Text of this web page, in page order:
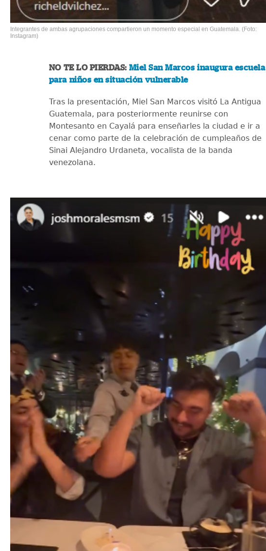
Integrantes de ambas agrupaciones compartieron un momento especial en Guatemala. (Foto:
Instagram)
NO TE LO PIERDAS: Miel San Marcos inaugura escuela
para niños en situación vulnerable
Tras la presentación, Miel San Marcos visitó La Antigua
Guatemala, para posteriormente reunirse con
Montesanto en Cayalá para enseñarles la ciudad e ir a
cenar como parte de la celebración de cumpleaños de
Sinai Alejandro Urdaneta, vocalista de la banda
venezolana.